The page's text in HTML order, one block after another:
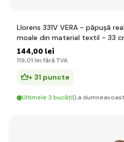
Llorens 331V VERA - păpușă
moale din material textil - 33
144,00 lei
119,01 lei fără TVA
+ 31 puncte
Ultimele 3 bucăți(La